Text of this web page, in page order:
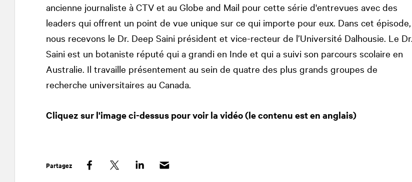
ancienne journaliste à CTV et au Globe and Mail pour cette série d'entrevues avec des
leaders qui offrent un point de vue unique sur ce qui importe pour eux. Dans cet épisode,
nous recevons le Dr. Deep Saini président et vice-recteur de l’Université Dalhousie. Le Dr.
Saini est un botaniste réputé qui a grandi en Inde et qui a suivi son parcours scolaire en
Australie. Il travaille présentement au sein de quatre des plus grands groupes de
recherche universitaires au Canada.
Cliquez sur l'image ci-dessus pour voir la vidéo (le contenu est en anglais)
Partagez